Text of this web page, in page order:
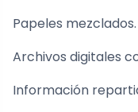
Papeles mezclados.
Archivos digitales
Información